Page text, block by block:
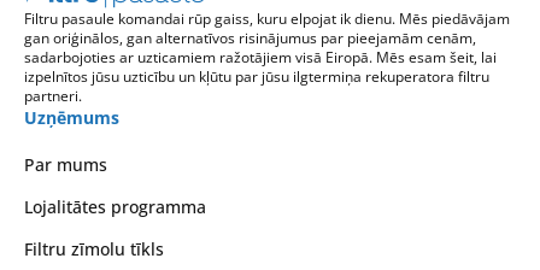
Filtru pasaule komandai rūp gaiss, kuru elpojat ik dienu. Mēs piedāvājam
gan oriģinālos, gan alternatīvos risinājumus par pieejamām cenām,
sadarbojoties ar uzticamiem ražotājiem visā Eiropā. Mēs esam šeit, lai
izpelnītos jūsu uzticību un kļūtu par jūsu ilgtermiņa rekuperatora filtru
partneri.
Uzņēmums
Par mums
Lojalitātes programma
Filtru zīmolu tīkls